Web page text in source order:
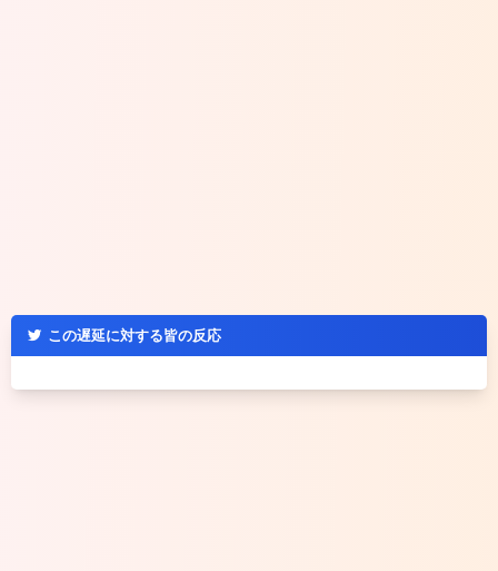
この遅延に対する皆の反応